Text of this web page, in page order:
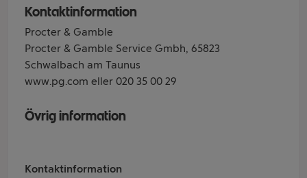
Kontaktinformation
Procter & Gamble
Procter & Gamble Service Gmbh, 65823
Schwalbach am Taunus
www.pg.com eller 020 35 00 29
Övrig information
Kontaktinformation